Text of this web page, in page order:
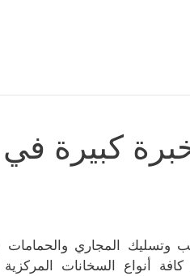
كبيرة
وتسليك المجاري
كافة أنواع السخانات